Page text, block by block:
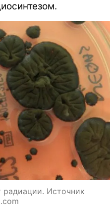
радиации. Источник